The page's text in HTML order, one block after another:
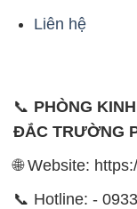
Liên hệ
📞 PHÒNG
ĐẮC TRƯỜNG
🌐 Website:
📞 Hotline: -